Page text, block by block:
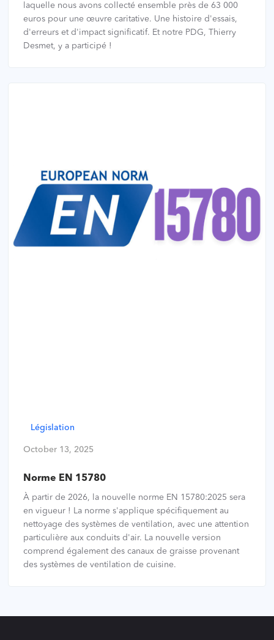
laquelle nous avons collecté ensemble près de 63 000
euros pour une œuvre caritative. Une histoire d'essais,
d'erreurs et d'impact significatif. Et notre PDG, Thierry
Desmet, y a participé !
Législation
October 13, 2025
Norme EN 15780
À partir de 2026, la nouvelle norme EN 15780:2025 sera
en vigueur ! La norme s'applique spécifiquement au
nettoyage des systèmes de ventilation, avec une attention
particulière aux conduits d'air. La nouvelle version
comprend également des canaux de graisse provenant
des systèmes de ventilation de cuisine.